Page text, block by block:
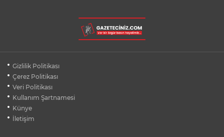
BURSA ŞEHİR HASTANESİ OTOPARKI
AĞUSTOS AYINDA HİZMETE AÇILIYOR
KÜBRA DENİZCİ KESKİN KUPASINI
Gizlilik Politikası
Çerez Politikası
Veri Politikası
Kullanım Şartnamesi
Künye
İletişim